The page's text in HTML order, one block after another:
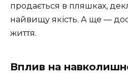
продається в пляшках,
найвищу якість. А ще —
життя.
Вплив на